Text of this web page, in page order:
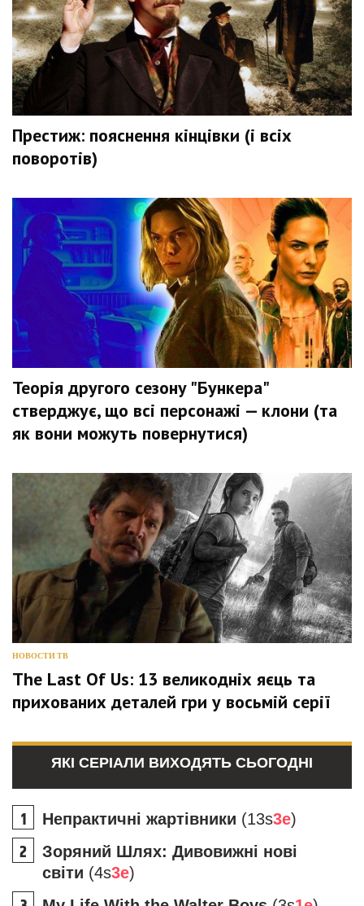
Престиж: пояснення кінцівки (і всіх
поворотів)
Теорія другого сезону "Бункера"
стверджує, що всі персонажі — клони (та
як вони можуть повернутися)
НОВОСТИ ТВ
The Last Of Us: 13 великодніх яєць та
прихованих деталей гри у восьмій серії
ЯКІ СЕРІАЛИ ВИХОДЯТЬ СЬОГОДНІ
Непрактичні жартівники (13s3e)
Зоряний Шлях: Дивовижні нові
світи (4s3e)